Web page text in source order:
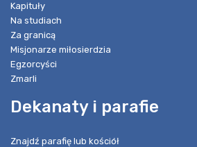
Kapituły
Na studiach
Za granicą
Misjonarze miłosierdzia
Egzorcyści
Zmarli
Dekanaty i parafie
Znajdź parafię lub kościół